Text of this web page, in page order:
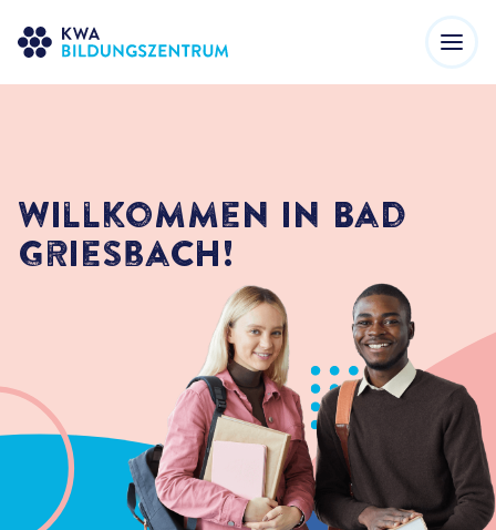
Willkommen in Bad
Griesbach!